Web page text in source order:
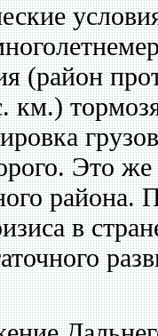
(район
км.)
Это же
района.
в